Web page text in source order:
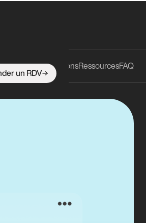
un RDV
IntégrationsRessourcesFAQ